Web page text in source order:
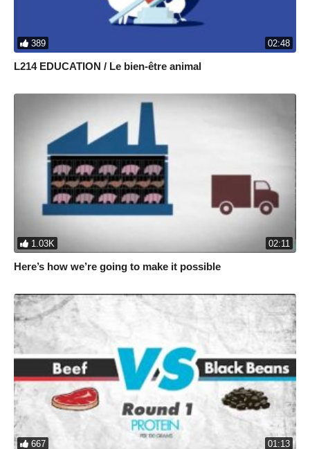
389 02:48
L214 EDUCATION / Le bien-être animal
1.03K 02:11
Here’s how we’re going to make it possible
667 01:13